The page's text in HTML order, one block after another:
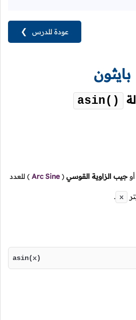
عودة للدرس ❯
بايثون
asin()
أو جيب الزاوية القوسي (
Arc Sine
) للعدد
x
.
asin(x)